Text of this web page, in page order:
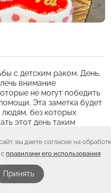
вы даете согласие на
правилами его использования
Принять
с детским раком. День,
внимание
не могут победить
Эта заметка будет
без которых
этот день таким
Какими? Читаем!
“Амбассадор”
лечение и их
кто находится в